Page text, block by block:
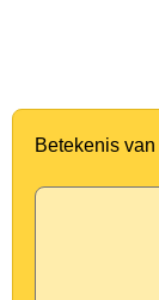
Betekenis van